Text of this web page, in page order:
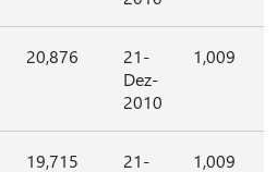
20,876
21-
Dez-
2010
1,009
19,715 21- 1,009